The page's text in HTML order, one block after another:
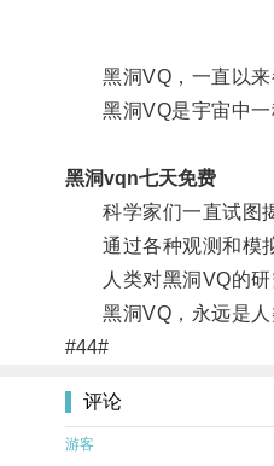
黑洞VQ，一直以来
黑洞VQ是宇宙中一
黑洞vqn七天免费
科学家们一直试图揭
通过各种观测和模拟
人类对黑洞VQ的研
黑洞VQ，永远是人
#44#
评论
游客